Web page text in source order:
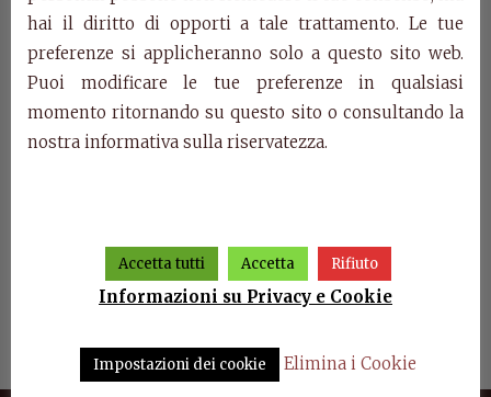
Sala da pranzo Francesco Credenza Francesco
hai il diritto di opporti a tale trattamento. Le tue
preferenze si applicheranno solo a questo sito web.
Puoi modificare le tue preferenze in qualsiasi
momento ritornando su questo sito o consultando la
nostra informativa sulla riservatezza.
Accetta tutti Accetta Rifiuto
Informazioni su Privacy e Cookie
Impostazioni dei cookie Elimina i Cookie